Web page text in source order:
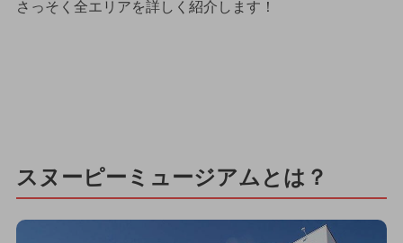
さっそく全エリアを詳しく紹介します！
スヌーピーミュージアムとは？